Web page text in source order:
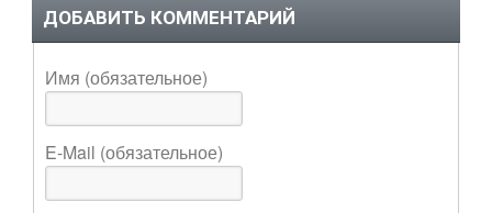
ДОБАВИТЬ КОММЕНТАРИЙ
Имя (обязательное)
E-Mail (обязательное)